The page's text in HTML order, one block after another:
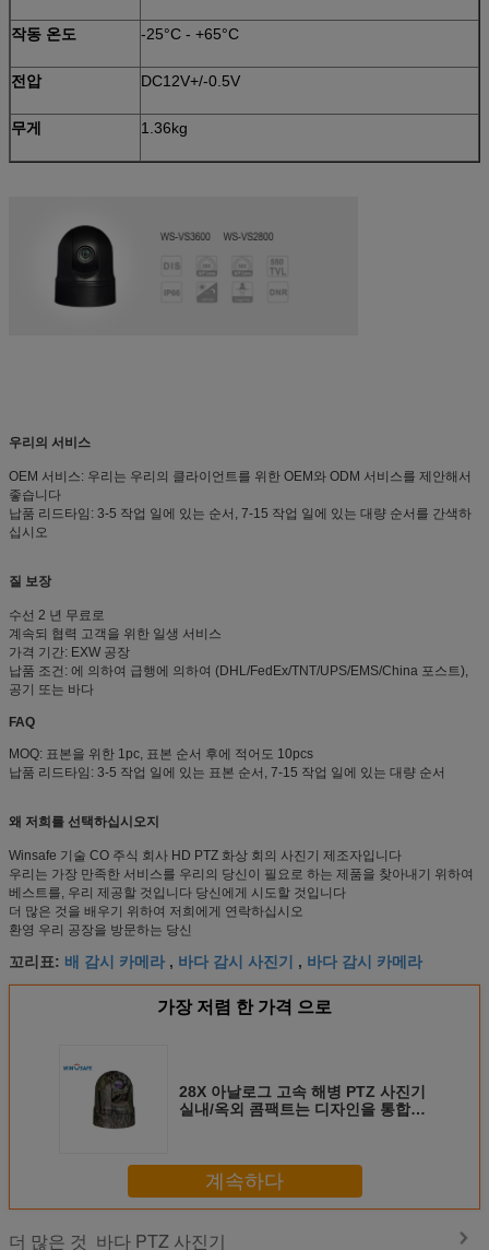
작동 온도 -25°C - +65°C
전압 DC12V+/-0.5V
무게 1.36kg
우리의 서비스
OEM 서비스: 우리는 우리의 클라이언트를 위한 OEM와 ODM 서비스를 제안해서
좋습니다
납품 리드타임: 3-5 작업 일에 있는 순서, 7-15 작업 일에 있는 대량 순서를 간색하
십시오
질 보장
수선 2 년 무료로
계속되 협력 고객을 위한 일생 서비스
가격 기간: EXW 공장
납품 조건: 에 의하여 급행에 의하여 (DHL/FedEx/TNT/UPS/EMS/China 포스트),
공기 또는 바다
FAQ
MOQ: 표본을 위한 1pc, 표본 순서 후에 적어도 10pcs
납품 리드타임: 3-5 작업 일에 있는 표본 순서, 7-15 작업 일에 있는 대량 순서
왜 저희를 선택하십시오지
Winsafe 기술 CO 주식 회사 HD PTZ 화상 회의 사진기 제조자입니다
우리는 가장 만족한 서비스를 우리의 당신이 필요로 하는 제품을 찾아내기 위하여
베스트를, 우리 제공할 것입니다 당신에게 시도할 것입니다
더 많은 것을 배우기 위하여 저희에게 연락하십시오
환영 우리 공장을 방문하는 당신
꼬리표: 배 감시 카메라 , 바다 감시 사진기 , 바다 감시 카메라
가장 저렴 한 가격 으로
28X 아날로그 고속 해병 PTZ 사진기
실내/옥외 콤팩트는 디자인을 통합했
계속하다
더 많은 것 바다 PTZ 사진기